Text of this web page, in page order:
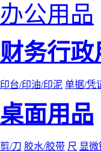
办公用品
财务行政
印台/印油/印泥 单据/凭
桌面用品
剪/刀 胶水/胶带 尺 显